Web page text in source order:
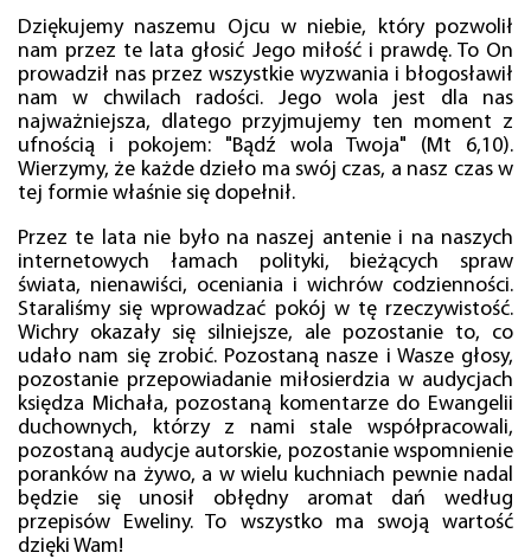
Dziękujemy naszemu Ojcu w niebie, który pozwolił
nam przez te lata głosić Jego miłość i prawdę. To On
prowadził nas przez wszystkie wyzwania i błogosławił
nam w chwilach radości. Jego wola jest dla nas
najważniejsza, dlatego przyjmujemy ten moment z
ufnością i pokojem: "Bądź wola Twoja" (Mt 6,10).
Wierzymy, że każde dzieło ma swój czas, a nasz czas w
tej formie właśnie się dopełnił.
Przez te lata nie było na naszej antenie i na naszych
internetowych łamach polityki, bieżących spraw
świata, nienawiści, oceniania i wichrów codzienności.
Staraliśmy się wprowadzać pokój w tę rzeczywistość.
Wichry okazały się silniejsze, ale pozostanie to, co
udało nam się zrobić. Pozostaną nasze i Wasze głosy,
pozostanie przepowiadanie miłosierdzia w audycjach
księdza Michała, pozostaną komentarze do Ewangelii
duchownych, którzy z nami stale współpracowali,
pozostaną audycje autorskie, pozostanie wspomnienie
poranków na żywo, a w wielu kuchniach pewnie nadal
będzie się unosił obłędny aromat dań według
przepisów Eweliny. To wszystko ma swoją wartość
dzięki Wam!